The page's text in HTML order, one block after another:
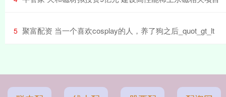
5 ​聚富配资 当一个喜欢cosplay的人，养了狗之后_quot_gt_lt